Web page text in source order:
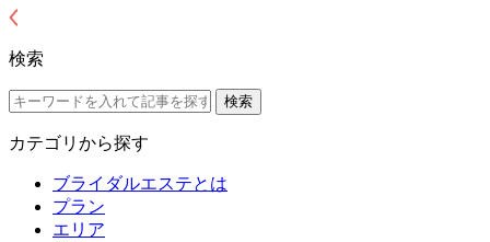
検索
カテゴリから探す
ブライダルエステとは
プラン
エリア